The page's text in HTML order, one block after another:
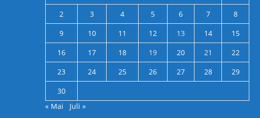
2
3 4 5 6 7
8
9
10 11 12 13 14
15
16
17 18 19 20 21
22
23
24 25 26 27 28
29
30
« Mai
Juli »